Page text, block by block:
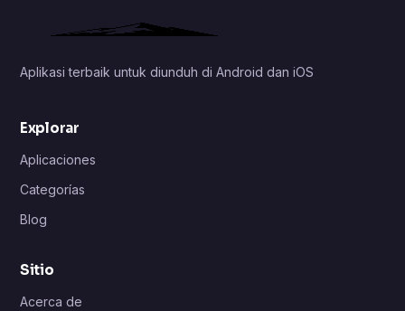
Aplikasi terbaik untuk diunduh di Android dan iOS
Explorar
Aplicaciones
Categorías
Blog
Sitio
Acerca de